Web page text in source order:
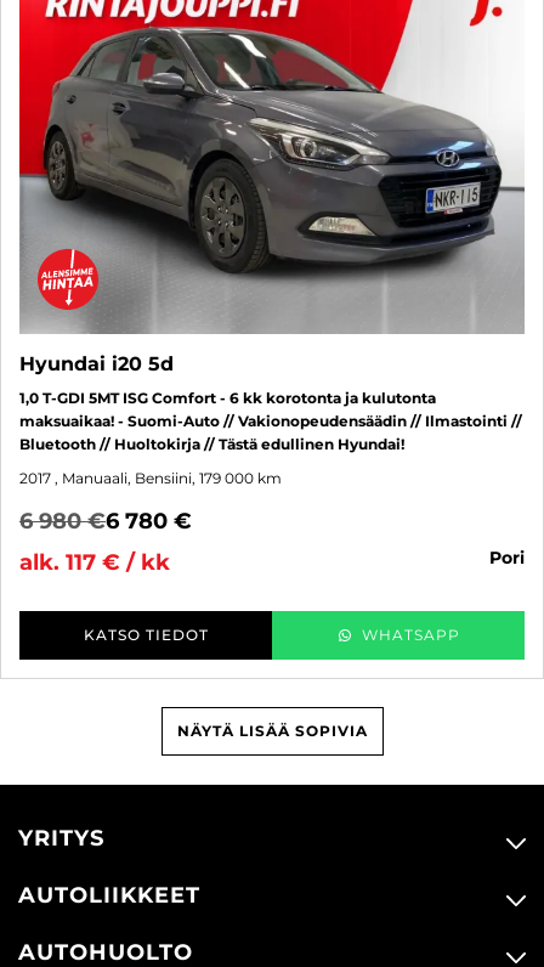
Hyundai i20 5d
1,0 T-GDI 5MT ISG Comfort - 6 kk korotonta ja kulutonta
maksuaikaa! - Suomi-Auto // Vakionopeudensäädin // Ilmastointi //
Bluetooth // Huoltokirja // Tästä edullinen Hyundai!
2017 , Manuaali, Bensiini, 179 000 km
6 980 €6 780 €
alk. 117 € / kk
pori
KATSO TIEDOT WHATSAPP
NÄYTÄ LISÄÄ SOPIVIA
YRITYS
AUTOLIIKKEET
AUTOHUOLTO